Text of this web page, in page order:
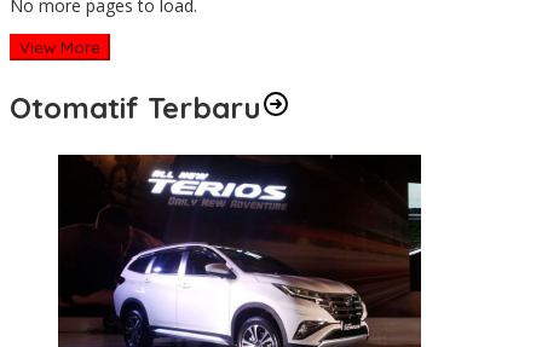
No more pages to load.
View More
Otomatif Terbaru